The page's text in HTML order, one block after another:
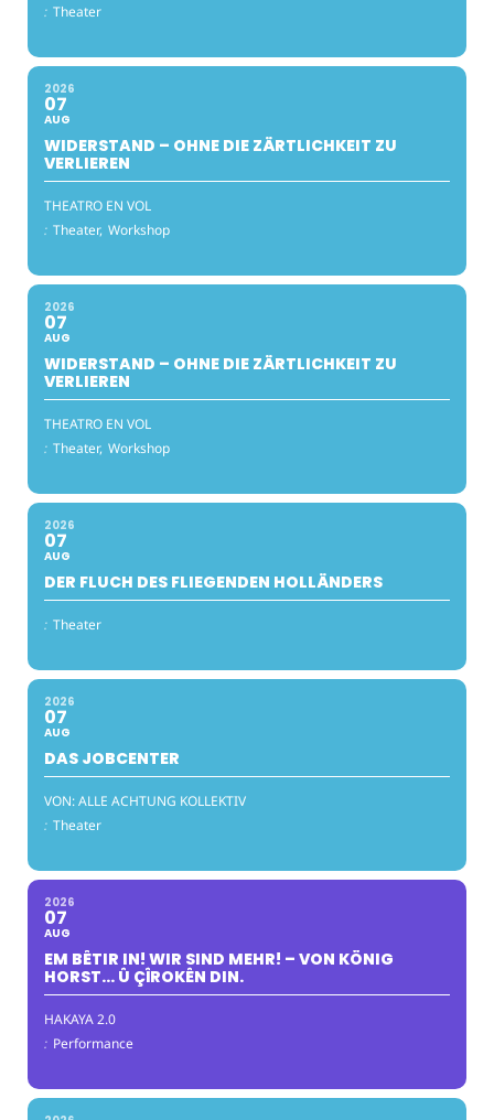
: Theater
2026
07
AUG
WIDERSTAND – OHNE DIE ZÄRTLICHKEIT ZU
VERLIEREN
THEATRO EN VOL
: Theater, Workshop
2026
07
AUG
WIDERSTAND – OHNE DIE ZÄRTLICHKEIT ZU
VERLIEREN
THEATRO EN VOL
: Theater, Workshop
2026
07
AUG
DER FLUCH DES FLIEGENDEN HOLLÄNDERS
: Theater
2026
07
AUG
DAS JOBCENTER
VON: ALLE ACHTUNG KOLLEKTIV
: Theater
2026
07
AUG
EM BÊTIR IN! WIR SIND MEHR! – VON KÖNIG
HORST… Û ÇÎROKÊN DIN.
HAKAYA 2.0
: Performance